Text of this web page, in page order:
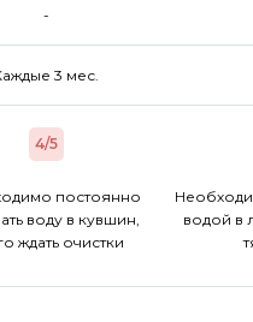
-
3 мес.
4/5
постоянно
воду в кувшин,
ждать очистки
водой в